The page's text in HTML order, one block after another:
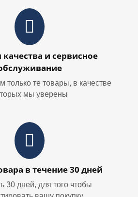
качества и сервисное
только те товары, в качестве
мы уверены
в течение 30 дней
30 дней, для того чтобы